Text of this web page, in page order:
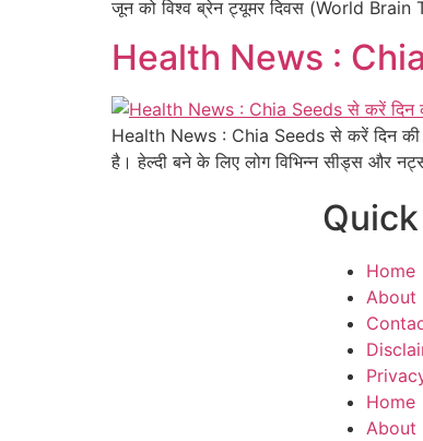
जून को विश्व ब्रेन ट्यूमर दिवस (World
Health News :
Health News : Chia Seeds से करें दिन
है। हेल्दी बने के लिए लोग विभिन्न सीड्स और
Home
About
Home
About